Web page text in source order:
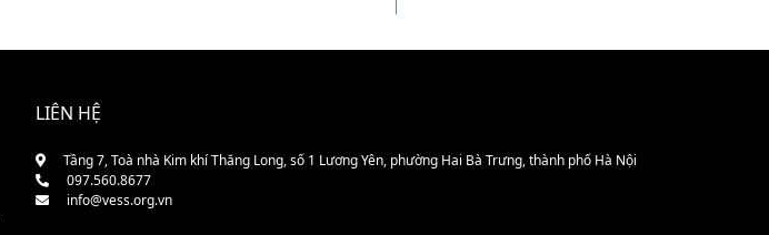
LIÊN HỆ
Tầng 7, Toà nhà Kim khí Thăng Long, số 1 Lương Yên, phường Hai Bà Trưng, thành phố Hà Nội
097.560.8677
info@vess.org.vn